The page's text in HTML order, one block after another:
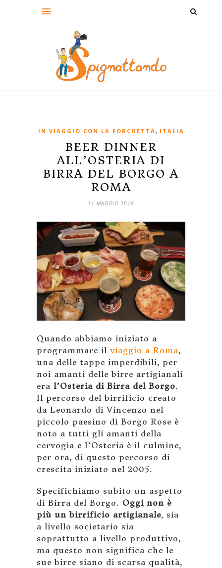
IN VIAGGIO CON LA FORCHETTA , ITALIA
BEER DINNER
ALL’OSTERIA DI
BIRRA DEL BORGO A
ROMA
11 MAGGIO 2018
Quando abbiamo iniziato a
programmare il viaggio a Roma,
una delle tappe imperdibili, per
noi amanti delle birre artigianali
era l’Osteria di Birra del Borgo.
Il percorso del birrificio creato
da Leonardo di Vincenzo nel
piccolo paesino di Borgo Rose è
noto a tutti gli amanti della
cervogia e l’Osteria è il culmine,
per ora, di questo percorso di
crescita iniziato nel 2005.
Specifichiamo subito un aspetto
di Birra del Borgo. Oggi non è
più un birrificio artigianale, sia
a livello societario sia
soprattutto a livello produttivo,
ma questo non significa che le
sue birre siano di scarsa qualità,